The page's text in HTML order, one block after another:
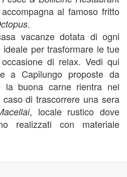
al famoso fritto
.
vacanze dotata di ogni
per trasformare le tue
di relax. Vedi qui
a Capilungo proposte da
buona carne rientra nel
di trascorrere una sera
, locale rustico dove
realizzati con materiale